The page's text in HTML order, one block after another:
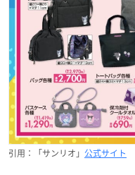
引用：「サンリオ」 公式サイト